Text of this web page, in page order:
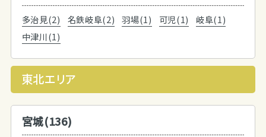
多治見(2) 名鉄岐阜(2) 羽場(1) 可児(1)
岐阜(1)
中津川(1)
東北エリア
宮城(136)